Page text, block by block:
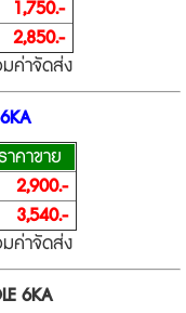
1,750.-
2,850.-
มค่าจัดส่ง
าคาขาย
2,900.-
3,540.-
มค่าจัดส่ง
6KA